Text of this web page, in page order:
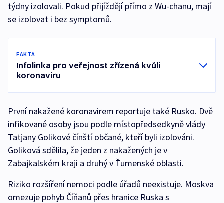
týdny izolovali. Pokud přijíždějí přímo z Wu-chanu, mají
se izolovat i bez symptomů.
FAKTA
Infolinka pro veřejnost zřízená kvůli
koronaviru
První nakažené koronavirem reportuje také Rusko. Dvě
infikované osoby jsou podle místopředsedkyně vlády
Tatjany Golikové čínští občané, kteří byli izolováni.
Goliková sdělila, že jeden z nakažených je v
Zabajkalském kraji a druhý v Ťumenské oblasti.
Riziko rozšíření nemoci podle úřadů neexistuje. Moskva
omezuje pohyb Číňanů přes hranice Ruska s